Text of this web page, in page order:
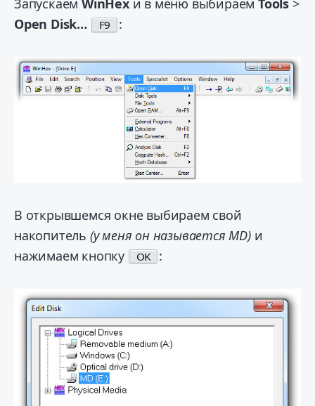
Запускаем WinHexи в меню выбираемTools >
Open Disk…
F9 :
В открывшемся окне выбираем свой
накопитель (у меня он называется MD)и
нажимаем кнопку
OK :